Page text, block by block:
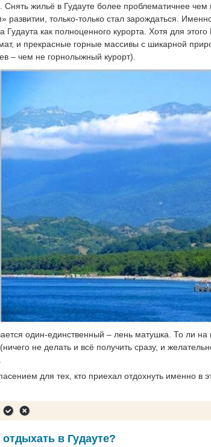
жильё в Гудауте более проблематичнее чем
развитии, только-только стал зарождаться.
Гудаута как полноценного курорта. Хотя для
и прекрасные горные массивы с шикарной
– чем не горнолыжный курорт).
один-единственный – лень матушка. То ли на
не делать и всё получить сразу, и
для тех, кто приехал отдохнуть именно в
в Гудауте?